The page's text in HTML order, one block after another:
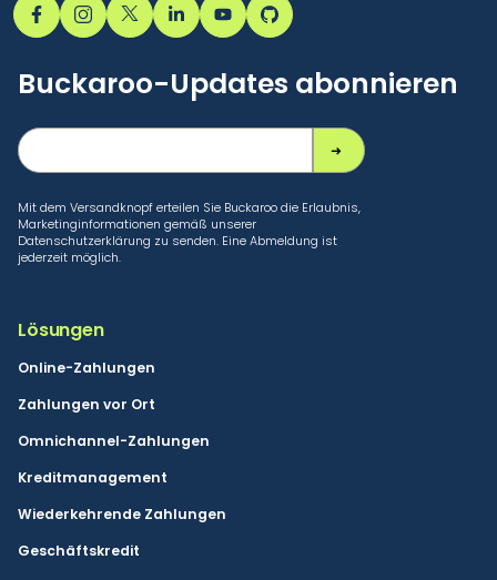
Buckaroo-Updates abonnieren
Mit dem Versandknopf erteilen Sie Buckaroo die Erlaubnis,
Marketinginformationen gemäß unserer
Datenschutzerklärung zu senden. Eine Abmeldung ist
jederzeit möglich.
Lösungen
Online-Zahlungen
Zahlungen vor Ort
Omnichannel-Zahlungen
Kreditmanagement
Wiederkehrende Zahlungen
Geschäftskredit